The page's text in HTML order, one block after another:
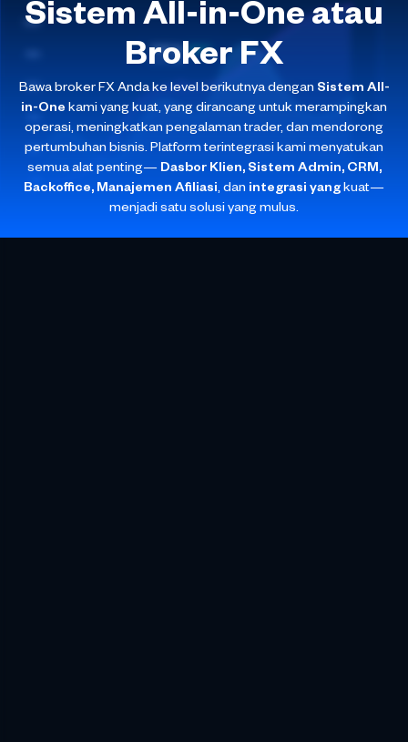
Sistem All-in-Oneatau
Broker FX
Bawa broker FX Anda ke level berikutnya dengan Sistem All-
in-One kami yang kuat, yang dirancang untuk merampingkan
operasi, meningkatkan pengalaman trader, dan mendorong
pertumbuhan bisnis. Platform terintegrasi kami menyatukan
semua alat penting— Dasbor Klien, Sistem Admin, CRM,
Backoffice, Manajemen Afiliasi, dan integrasi yangkuat—
menjadi satu solusi yang mulus.